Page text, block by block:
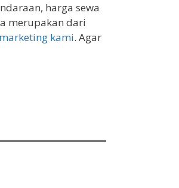
harga sewa
merupakan dari
kami. Agar